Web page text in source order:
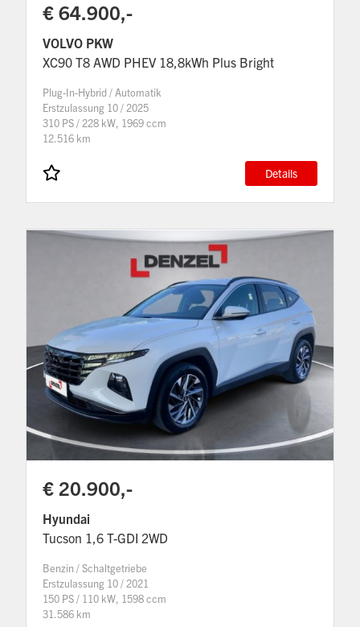
€ 64.900,-
VOLVO PKW
XC90 T8 AWD PHEV 18,8kWh Plus Bright
Plug-In-Hybrid / Automatik
Erstzulassung 10 / 2025
310 PS / 228 kW, 1969 ccm
12.516 km
Details
€ 20.900,-
Hyundai
Tucson 1,6 T-GDI 2WD
Benzin / Schaltgetriebe
Erstzulassung 10 / 2021
150 PS / 110 kW, 1598 ccm
31.586 km